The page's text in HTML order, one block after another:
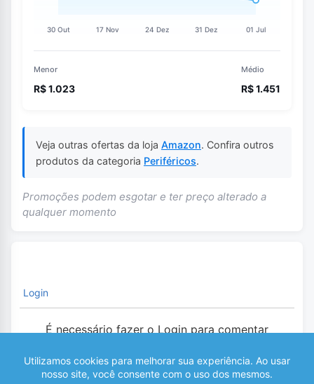
Menor
R$ 1.023
Médio
R$ 1.451
Veja outras ofertas da loja Amazon. Confira outros
produtos da categoria Periféricos.
Promoções podem esgotar e ter preço alterado a
qualquer momento
Login
É necessário fazer o Login para comentar
0 COMENTÁRIOS